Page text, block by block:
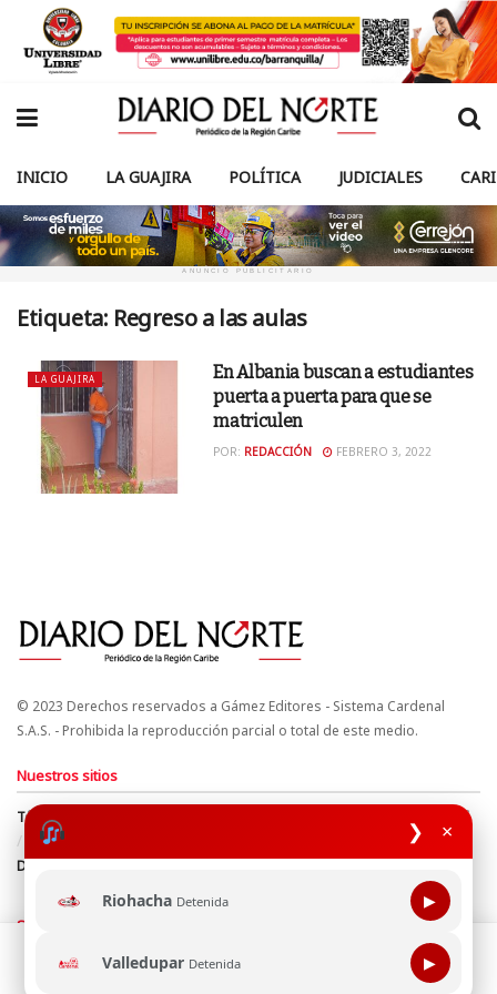
❯ ×
Riohacha Detenida ▶
Valledupar Detenida ▶
INICIO LA GUAJIRA POLÍTICA JUDICIALES
ANUNCIO PUBLICITARIO
Etiqueta: Regreso a las aulas
LA GUAJIRA
En Albania buscan a estudiantes
puerta a puerta para que se
matriculen
POR: REDACCIÓN FEBRERO 3, 2022
© 2023 Derechos reservados a Gámez Editores - Sistema Cardenal
S.A.S. - Prohibida la reproducción parcial o total de este medio.
Nuestros sitios
Términos y Condiciones
Derechos de Autor y Propiedad Intelectual
Política de uso de cookies
Política de Tratamiento de Datos
Directrices Editoriales
Síguenos
Esta página web usa cookie para mejorar tu experiencia de
navegación, al continuar aceptas nuestra política de uso de